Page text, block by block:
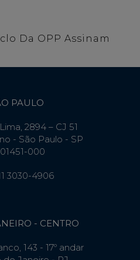
Da OPP Assinam
PAULO
2894 – CJ 51
- São Paulo - SP
000
3030-4906
- CENTRO
143 - 17º andar